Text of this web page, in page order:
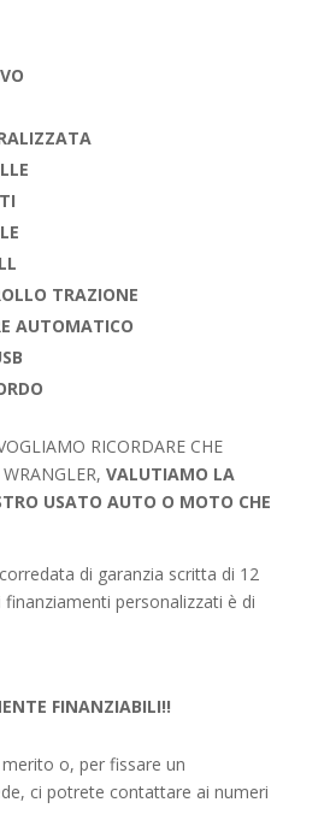
TRAZIONE
AUTOMATICO
RICORDARE CHE
VALUTIAMO LA
USATO AUTO O MOTO CHE
di garanzia scritta di 12
personalizzati è di
FINANZIABILI!!
o, per fissare un
ci potrete contattare ai numeri